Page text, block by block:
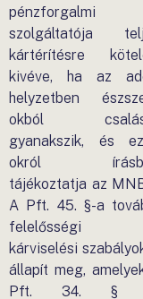
pénzforgalmi
szolgáltatója
kártérítésre
kivéve, ha az
helyzetben
okból
gyanakszik, és
okról
tájékoztatja az
A Pft. 45. §-a
felelősségi
kárviselési
állapít meg,
Pft. 34. §